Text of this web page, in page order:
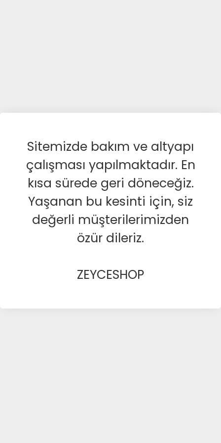
Sitemizde bakım ve altyapı
çalışması yapılmaktadır. En
kısa sürede geri döneceğiz.
Yaşanan bu kesinti için, siz
değerli müşterilerimizden
özür dileriz.
ZEYCESHOP